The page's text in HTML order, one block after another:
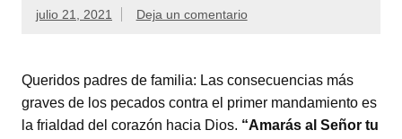
julio 21, 2021 Deja un comentario
Queridos padres de familia: Las consecuencias más
graves de los pecados contra el primer mandamiento es
la frialdad del corazón hacia Dios. “Amarás al Señor tu